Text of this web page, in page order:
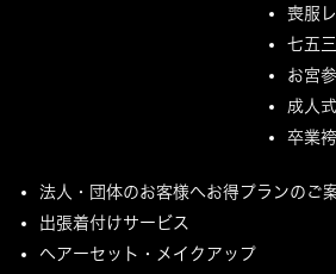
喪服
七五
お宮
成人式
卒業
法人・団体のお客様へお得プランのご
出張着付けサービス
ヘアーセット・メイクアップ